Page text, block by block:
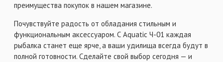
преимущества покупок в нашем магазине.
Почувствуйте радость от обладания стильным и
функциональным аксессуаром. С Aquatic Ч-01 каждая
рыбалка станет еще ярче, а ваши удилища всегда будут в
полной готовности. Сделайте свой выбор сегодня — и